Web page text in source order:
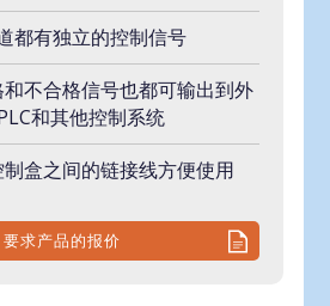
都有独立的控制信号
不合格信号也都可输出到外
和其他控制系统
盒之间的链接线方便使用
要求产品的报价